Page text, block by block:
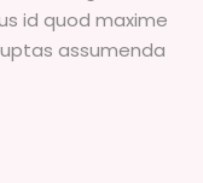
id quod maxime
assumenda